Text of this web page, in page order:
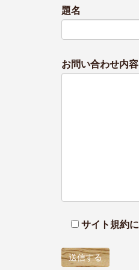
題名
お問い合わせ内
サイト規約